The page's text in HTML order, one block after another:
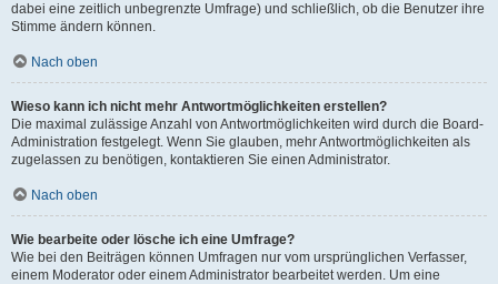
dabei eine zeitlich unbegrenzte Umfrage) und schließlich, ob die Benutzer ihre
Stimme ändern können.
Nach oben
Wieso kann ich nicht mehr Antwortmöglichkeiten erstellen?
Die maximal zulässige Anzahl von Antwortmöglichkeiten wird durch die Board-
Administration festgelegt. Wenn Sie glauben, mehr Antwortmöglichkeiten als
zugelassen zu benötigen, kontaktieren Sie einen Administrator.
Nach oben
Wie bearbeite oder lösche ich eine Umfrage?
Wie bei den Beiträgen können Umfragen nur vom ursprünglichen Verfasser,
einem Moderator oder einem Administrator bearbeitet werden. Um eine